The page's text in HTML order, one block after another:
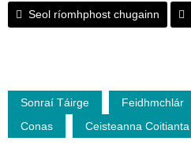
Seol ríomhphost chugainn
Sonraí Táirge Feidhmchlár
Conas
Ceisteanna Coitianta